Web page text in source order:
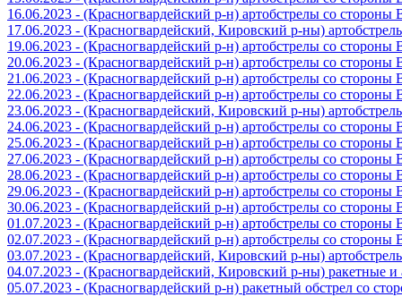
16.06.2023 - (Красногвардейский р-н) артобстрелы со
17.06.2023 - (Красногвардейский, Кировский р-ны)
19.06.2023 - (Красногвардейский р-н) артобстрелы со
20.06.2023 - (Красногвардейский р-н) артобстрелы со
21.06.2023 - (Красногвардейский р-н) артобстрелы со
22.06.2023 - (Красногвардейский р-н) артобстрелы со
23.06.2023 - (Красногвардейский, Кировский р-ны)
24.06.2023 - (Красногвардейский р-н) артобстрелы со
25.06.2023 - (Красногвардейский р-н) артобстрелы со
27.06.2023 - (Красногвардейский р-н) артобстрелы со
28.06.2023 - (Красногвардейский р-н) артобстрелы со
29.06.2023 - (Красногвардейский р-н) артобстрелы со
30.06.2023 - (Красногвардейский р-н) артобстрелы со
01.07.2023 - (Красногвардейский р-н) артобстрелы со
02.07.2023 - (Красногвардейский р-н) артобстрелы со
03.07.2023 - (Красногвардейский, Кировский р-ны)
04.07.2023 - (Красногвардейский, Кировский р-ны) ракетные
05.07.2023 - (Красногвардейский р-н) ракетный обстрел со